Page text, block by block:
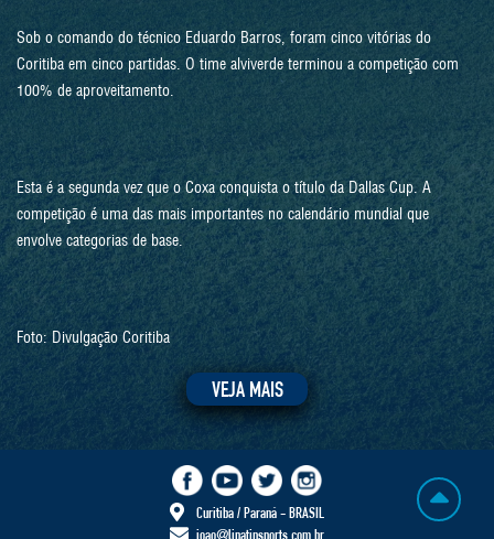
Sob o comando do técnico Eduardo Barros, foram cinco vitórias do
Coritiba em cinco partidas. O time alviverde terminou a competição com
100% de aproveitamento.
Esta é a segunda vez que o Coxa conquista o título da Dallas Cup. A
competição é uma das mais importantes no calendário mundial que
envolve categorias de base.
Foto: Divulgação Coritiba
VEJA MAIS
Curitiba / Paraná - BRASIL